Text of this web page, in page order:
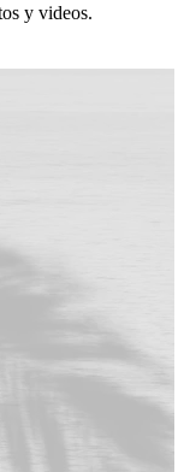
y videos.